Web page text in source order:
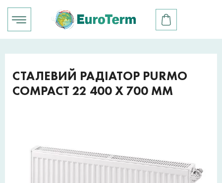
СТАЛЕВИЙ РАДІАТОР PURMO
COMPACT 22 400 X 700 ММ